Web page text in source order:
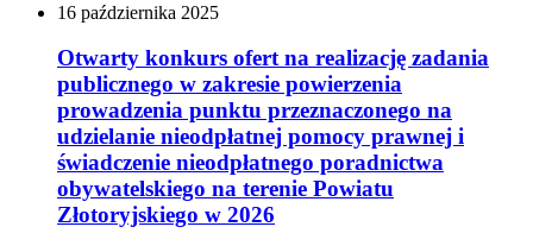
16 października 2025
Otwarty konkurs ofert na realizację zadania
publicznego w zakresie powierzenia
prowadzenia punktu przeznaczonego na
udzielanie nieodpłatnej pomocy prawnej i
świadczenie nieodpłatnego poradnictwa
obywatelskiego na terenie Powiatu
Złotoryjskiego w 2026